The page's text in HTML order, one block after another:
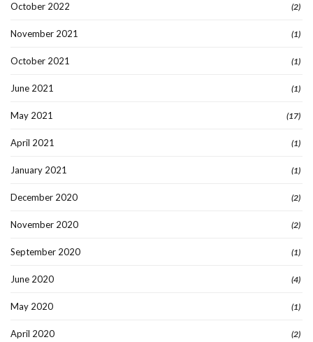
October 2022 (2)
November 2021 (1)
October 2021 (1)
June 2021 (1)
May 2021 (17)
April 2021 (1)
January 2021 (1)
December 2020 (2)
November 2020 (2)
September 2020 (1)
June 2020 (4)
May 2020 (1)
April 2020 (2)